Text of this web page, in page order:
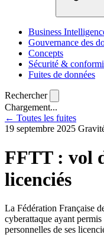
Business
Gouvernance des
Concepts
Sécurité &
Fuites de données
Rechercher
Chargement...
← Toutes les fuites
19 septembre 2025
FFTT : vol
licenciés
La Fédération Française
cyberattaque ayant
personnelles de ses